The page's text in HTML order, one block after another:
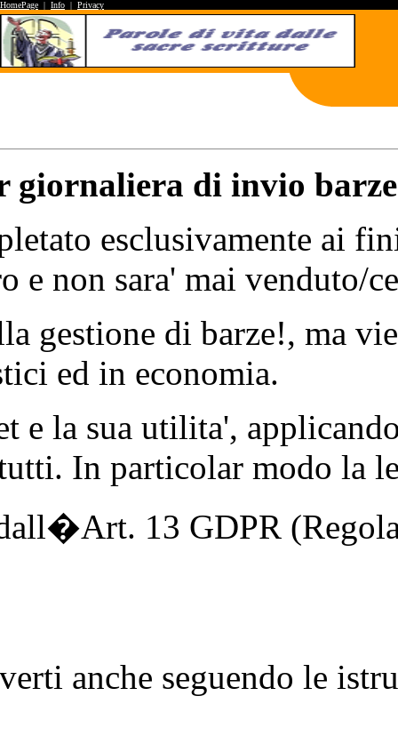
HomePage | Info | Privacy
giornaliera di invio
esclusivamente ai
non sara' mai venduto/
gestione di barze!, ma
ed in economia.
e la sua utilita',
In particolar modo la
13 GDPR
anche seguendo le